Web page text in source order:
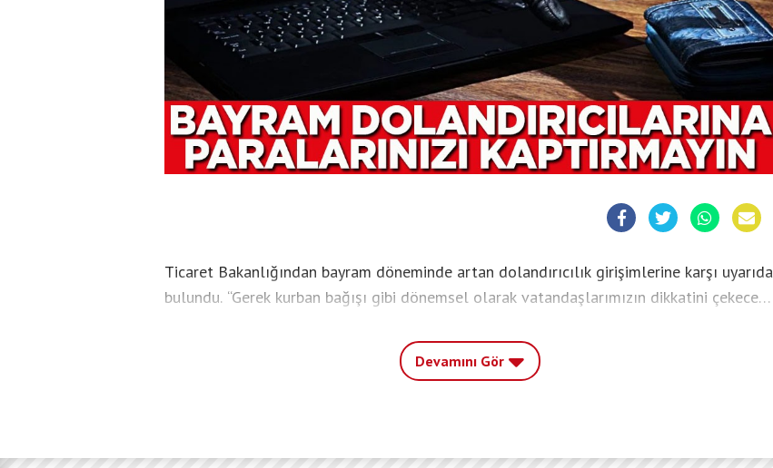
Ticaret Bakanlığından bayram döneminde artan dolandırıcılık girişimlerine karşı uyarıda
bulundu. “Gerek kurban bağışı gibi dönemsel olarak vatandaşlarımızın dikkatini çekecek
taleplerini içeren dolandırıcılık girişimlerine karşı bilinmeyen kişilerle hesap bilgileri,
şifre ve kişisel veriler paylaşılmamalıdır”
Devamını Gör